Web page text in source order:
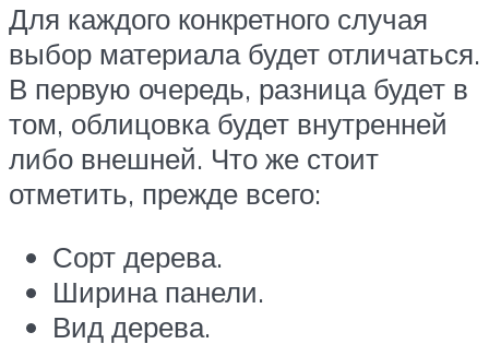
Для каждого конкретного случая
выбор материала будет отличаться.
В первую очередь, разница будет в
том, облицовка будет внутренней
либо внешней. Что же стоит
отметить, прежде всего:
Сорт дерева.
Ширина панели.
Вид дерева.